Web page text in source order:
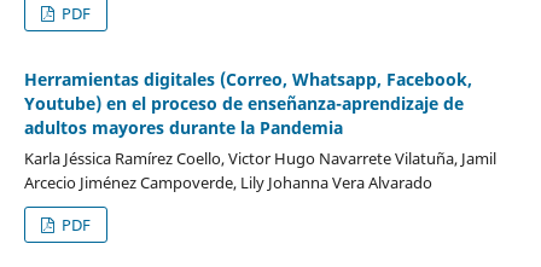
PDF
Herramientas digitales (Correo, Whatsapp, Facebook,
Youtube) en el proceso de enseñanza-aprendizaje de
adultos mayores durante la Pandemia
Karla Jéssica Ramírez Coello, Victor Hugo Navarrete Vilatuña, Jamil
Arcecio Jiménez Campoverde, Lily Johanna Vera Alvarado
PDF